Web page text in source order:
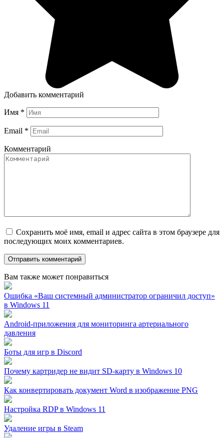
Добавить комментарий
Имя *
Email *
Комментарий
Сохранить моё имя, email и адрес сайта в этом браузере для
последующих моих комментариев.
Вам также может понравиться
Ошибка «Ваш системный администратор ограничил доступ»
в Windows 11
Android-приложения для мониторинга артериального
давления
Боты для игр в Discord
Почему картридер не видит SD-карту в Windows 10
Как конвертировать документ Word в изображение PNG
Настройка RDP в Windows 11
Удаление игры в Steam